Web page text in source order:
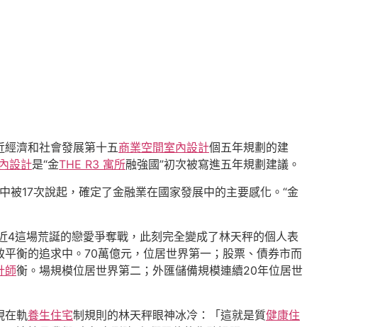
濟和社會發展第十五商業空間室內設計個五年規劃的建
設計是“金THE R3 寓所融強國”初次被寫進五年規劃建議。
被17次說起，確定了金融業在國家發展中的主要感化。“金
4這場荒誕的戀愛爭奪戰，此刻完全變成了林天秤的個人表
衡的追求中。70萬億元，位居世界第一；股票、債券市而
師衡。場規模位居世界第二；外匯儲備規模連續20年位居世
在軌養生住宅制規則的林天秤眼神冰冷：「這就是質健康住